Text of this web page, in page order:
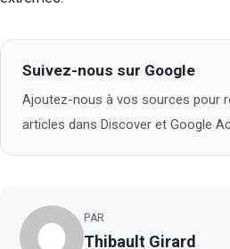
Suivez-nous sur Google
Ajoutez-nous à vos sources pour
articles dans Discover et Google
PAR
Thibault Girard